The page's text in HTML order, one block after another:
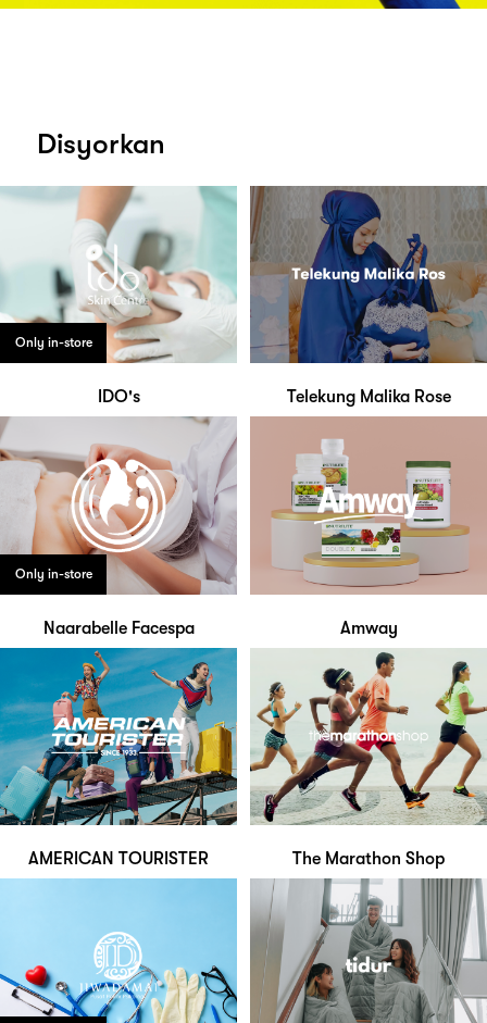
Disyorkan
Only in-store
IDO's Telekung Malika Rose
Only in-store
Naarabelle Facespa Amway
AMERICAN TOURISTER The Marathon Shop